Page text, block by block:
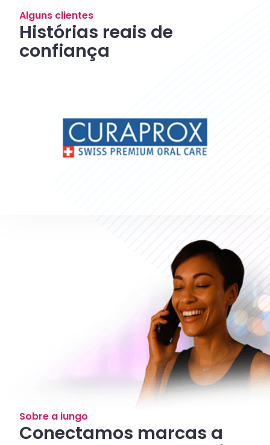
Alguns clientes
Histórias reais de
confiança
Sobre a iungo
Conectamos marcas a